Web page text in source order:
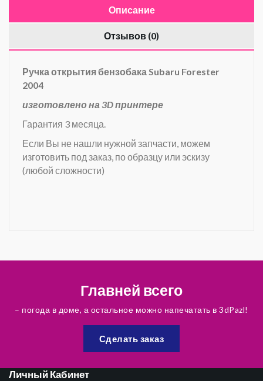
Описание
Отзывов (0)
Ручка открытия бензобака Subaru Forester
2004
изготовлено на 3D принтере
Гарантия 3 месяца.
Если Вы не нашли нужной запчасти, можем
изготовить под заказ, по образцу или эскизу
(любой сложности)
Главней всего
– погода в доме, а остальное можно напечатать в 3dPazl!
Сделать заказ
Личный Кабинет